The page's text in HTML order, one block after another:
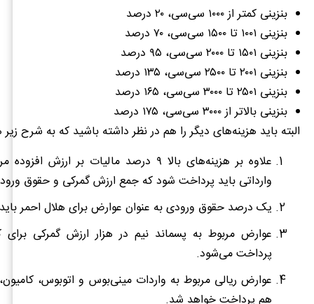
بنزینی کمتر از ۱۰۰۰ سی‌سی، ۲۰ درصد
بنزینی ۱۰۰۱ تا ۱۵۰۰ سی‌سی، ۷۰ درصد
بنزینی ۱۵۰۱ تا ۲۰۰۰ سی‌سی، ۹۵ درصد
بنزینی ۲۰۰۱ تا ۲۵۰۰ سی‌سی، ۱۳۵ درصد
بنزینی ۲۵۰۱ تا ۳۰۰۰ سی‌سی، ۱۶۵ درصد
بنزینی بالاتر از ۳۰۰۰ سی‌سی، ۱۷۵ درصد
البته باید هزینه‌های دیگر را هم در نظر داشته باشید که به شرح
علاوه بر هزینه‌های بالا ۹ درصد مالیات بر ارزش
وارداتی باید پرداخت شود که جمع ارزش گمرکی و حقوق
یک درصد حقوق ورودی به عنوان عوارض برای هلال احمر
عوارض مربوط به پسماند نیم در هزار ارزش گمرکی برای
پرداخت می‌شود.
عوارض ریالی مربوط به واردات مینی‌بوس و اتوبوس،
هم پرداخت خواهد شد.